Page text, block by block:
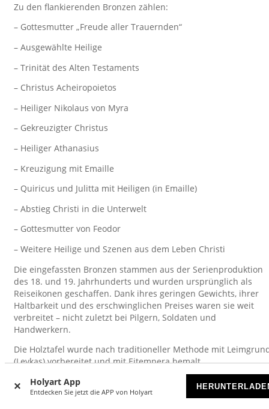
Holyart App
Entdecken Sie jetzt die APP von Holyart
Zu den flankierenden Bronzen zählen:
– Gottesmutter „Freude aller Trauernden“
– Ausgewählte Heilige
– Trinität des Alten Testaments
– Christus Acheiropoietos
– Heiliger Nikolaus von Myra
– Gekreuzigter Christus
– Heiliger Athanasius
– Kreuzigung mit Emaille
– Quiricus und Julitta mit Heiligen (in Emaille)
– Abstieg Christi in die Unterwelt
– Gottesmutter von Feodor
– Weitere Heilige und Szenen aus dem Leben Christi
Die eingefassten Bronzen stammen aus der Serienproduktion
des 18. und 19. Jahrhunderts und wurden ursprünglich als
Reiseikonen geschaffen. Dank ihres geringen Gewichts, ihrer
Haltbarkeit und des erschwinglichen Preises waren sie weit
verbreitet – nicht zuletzt bei Pilgern, Soldaten und
Handwerkern.
Die Holztafel wurde nach traditioneller Methode mit
(Levkas) vorbereitet und mit Eitempera bemalt.
Maße: 75 × 67 cm